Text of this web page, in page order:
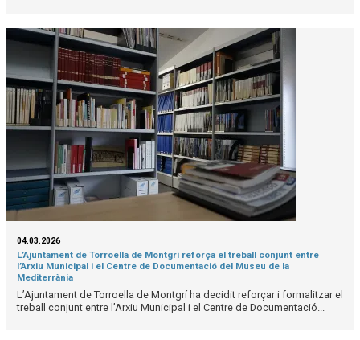
04.03.2026
L’Ajuntament de Torroella de Montgrí reforça el treball conjunt entre
l’Arxiu Municipal i el Centre de Documentació del Museu de la
Mediterrània
L’Ajuntament de Torroella de Montgrí ha decidit reforçar i formalitzar el
treball conjunt entre l’Arxiu Municipal i el Centre de Documentació...